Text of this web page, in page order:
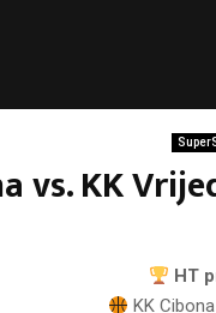
vs. KK
HT
KK